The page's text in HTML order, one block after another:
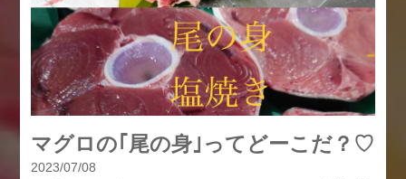
マグロの｢尾の身｣ってどーこだ？♡
2023/07/08